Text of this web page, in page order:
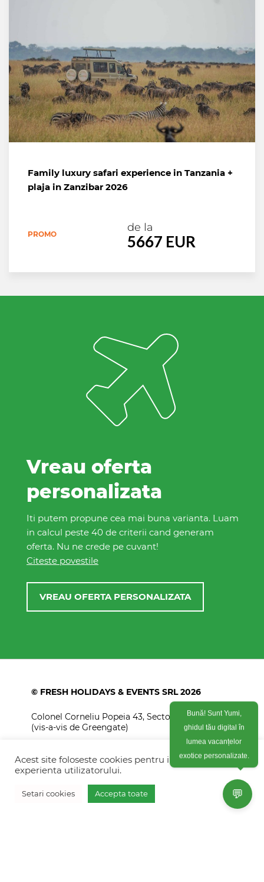
Family luxury safari experience in Tanzania +
plaja in Zanzibar 2026
PROMO
de la
5667 EUR
Vreau oferta
personalizata
Iti putem propune cea mai buna varianta. Luam
in calcul peste 40 de criterii cand generam
oferta. Nu ne crede pe cuvant!
Citeste povestile
VREAU OFERTA PERSONALIZATA
© FRESH HOLIDAYS & EVENTS SRL 2026
Colonel Corneliu Popeia 43, Sector 5, Bucuresti
(vis-a-vis de Greengate)
+40770 574 088
info@freshholidays.ro
Acest site foloseste cookies pentru imbunatati
experienta utilizatorului.
Setari cookies Accepta toate 💬
Bună! Sunt Yumi,
ghidul tău digital în
lumea vacanțelor
exotice personalizate.